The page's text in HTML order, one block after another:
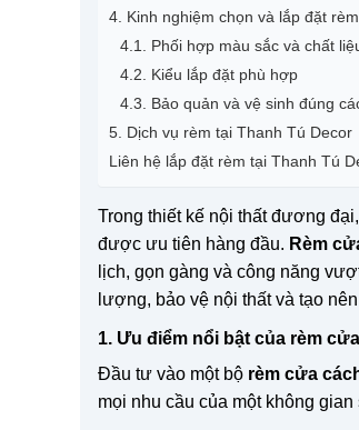
4. Kinh nghiệm chọn và lắp đặt
4.1. Phối hợp màu sắc và chất
4.2. Kiểu lắp đặt phù hợp
4.3. Bảo quản và vệ sinh đúng
5. Dịch vụ rèm tại Thanh Tú Decor
Liên hệ lắp đặt rèm tại Thanh Tú
Trong thiết kế nội thất đương
được ưu tiên hàng đầu. Rèm
lịch, gọn gàng và công năng
lượng, bảo vệ nội thất và tạo
1. Ưu điểm nổi bật của rèm
Đầu tư vào một bộ rèm cửa
mọi nhu cầu của một không